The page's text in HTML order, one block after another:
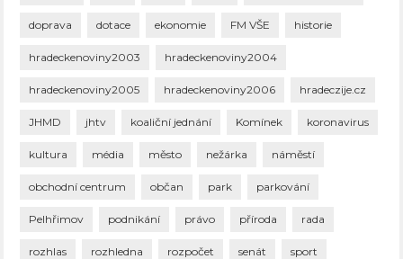
doprava dotace ekonomie FM VŠE historie
hradeckenoviny2003 hradeckenoviny2004
hradeckenoviny2005 hradeckenoviny2006 hradeczije.cz
JHMD jhtv koaliční jednání Komínek koronavirus
kultura média město nežárka náměstí
obchodní centrum občan park parkování
Pelhřimov podnikání právo příroda rada
rozhlas rozhledna rozpočet senát sport